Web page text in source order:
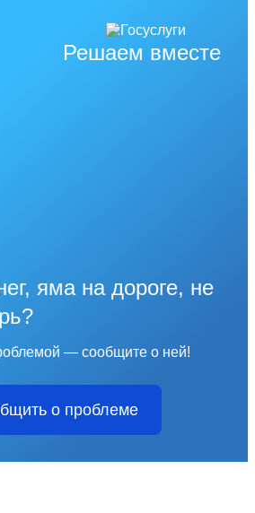
Решаем вместе
яма на дороге, не
— сообщите о ней!
о проблеме